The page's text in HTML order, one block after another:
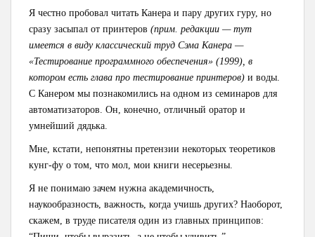
Я честно пробовал читать Канера и пару других гуру, но
сразу засыпал от принтеров (прим. редакции — тут
имеется в виду классический труд Сэма Канера —
«Тестирование программного обеспечения» (1999), в
котором есть глава про тестирование принтеров) и воды.
С Канером мы познакомились на одном из семинаров для
автоматизаторов. Он, конечно, отличный оратор и
умнейший дядька.
Мне, кстати, непонятны претензии некоторых теоретиков
кунг-фу о том, что мол, мои книги несерьезны.
Я не понимаю зачем нужна академичность,
наукообразность, важность, когда учишь других? Наоборот,
скажем, в труде писателя один из главных принципов: